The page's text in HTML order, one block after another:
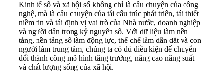
Kinh tế số và xã hội số không chỉ là câu chuyện của công
nghệ, mà là câu chuyện của tái cấu trúc phát triển, tái thiết
niềm tin và tái định vị vai trò của Nhà nước, doanh nghiệp
và người dân trong kỷ nguyên số. Với dữ liệu làm nền
tảng, nền tảng số làm động lực, thể chế làm dẫn dắt và con
người làm trung tâm, chúng ta có đủ điều kiện để chuyển
đổi thành công mô hình tăng trưởng, nâng cao năng suất
và chất lượng sống của xã hội.